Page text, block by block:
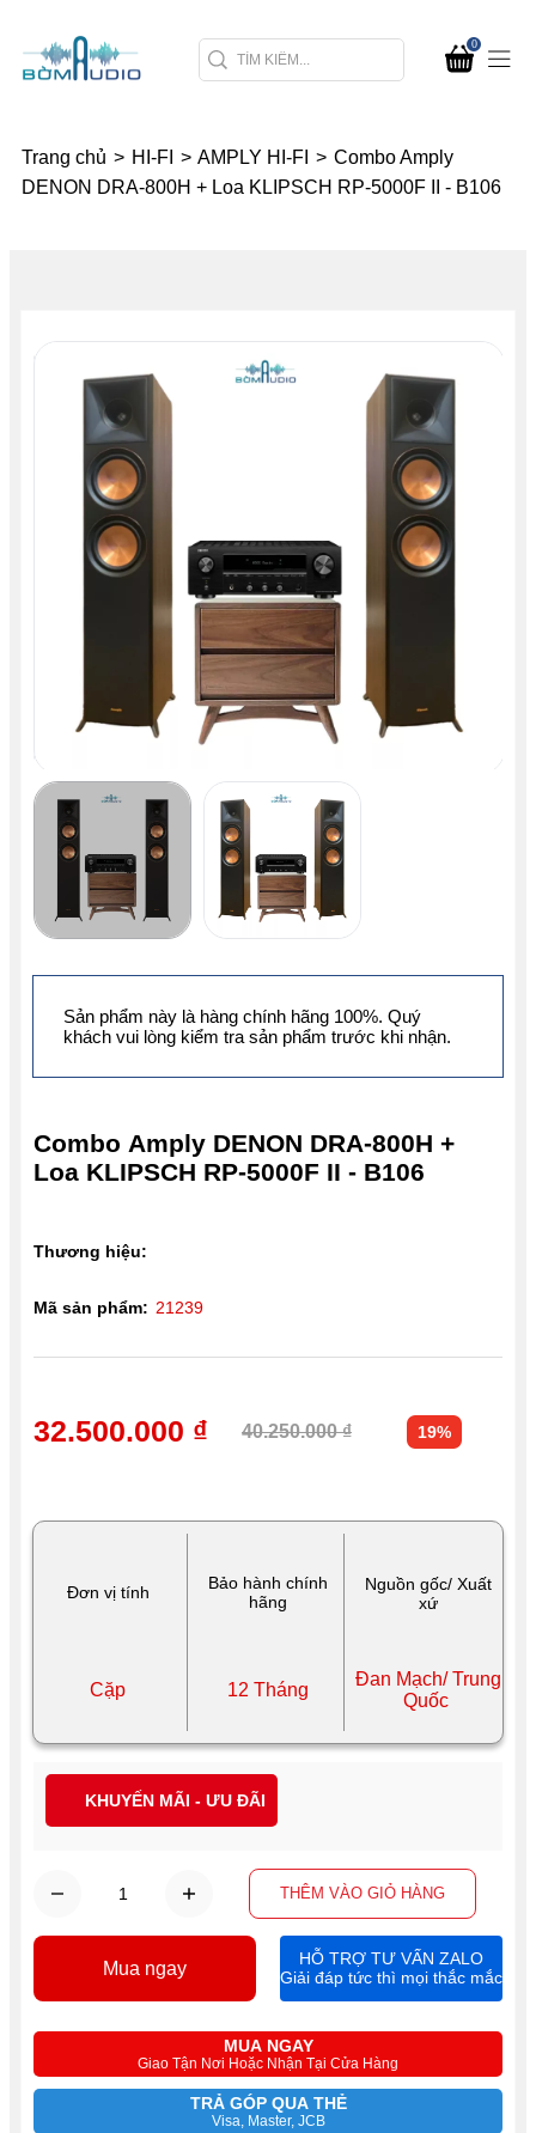
0
Trang chủ > HI-FI > AMPLY HI-FI > Combo Amply
DENON DRA-800H + Loa KLIPSCH RP-5000F II - B106
Đơn vị tính
Bảo hành chính
hãng
Nguồn gốc/ Xuất
xứ
Cặp 12 Tháng
Đan Mạch/ Trung
Quốc
Combo Amply DENON DRA-800H +
Loa KLIPSCH RP-5000F II - B106
THÊM VÀO GIỎ HÀNG
MUA NGAY
Giao Tận Nơi Hoặc Nhận Tại Cửa Hàng
TRẢ GÓP QUA THẺ
Visa, Master, JCB
32.500.000 ₫ 40.250.000 ₫ 19%
Thương hiệu:
Mã sản phẩm: 21239
Mua ngay
HỖ TRỢ TƯ VẤN ZALO
Giải đáp tức thì mọi thắc mắc
KHUYẾN MÃI - ƯU ĐÃI
Sản phẩm này là hàng chính hãng 100%. Quý
khách vui lòng kiểm tra sản phẩm trước khi nhận.